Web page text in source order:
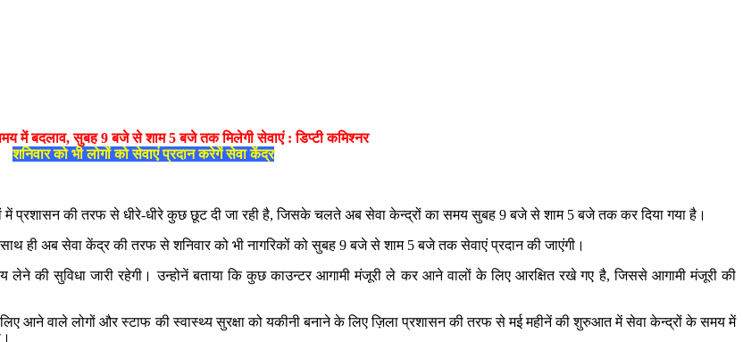
में बदलाव, सुबह 9 बजे से शाम 5 बजे तक मिलेगी सेवाएं : डिप्टी कमिश्नर
शनिवार को भी लोगों को सेवाएं प्रदान करेगें सेवा केंद्र
में प्रशासन की तरफ से धीरे-धीरे कुछ छूट दी जा रही है, जिसके चलते अब सेवा केन्द्रों का समय सुबह 9 बजे से शाम 5 बजे तक कर दिया गया है।
ही अब सेवा केंद्र की तरफ से शनिवार को भी नागरिकों को सुबह 9 बजे से शाम 5 बजे तक सेवाएं प्रदान की जाएंगी।
की सुविधा जारी रहेगी। उन्होनें बताया कि कुछ काउन्टर आगामी मंजूरी ले कर आने वालों के लिए आरक्षित रखे गए है, जिससे आगामी मंजूरी की
आने वाले लोगों और स्टाफ की स्वास्थ्य सुरक्षा को यकीनी बनाने के लिए ज़िला प्रशासन की तरफ से मई महीनें की शुरुआत में सेवा केन्द्रों के समय में